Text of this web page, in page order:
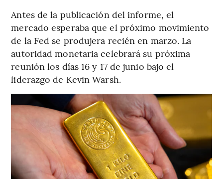
Antes de la publicación del informe, el
mercado esperaba que el próximo movimiento
de la Fed se produjera recién en marzo. La
autoridad monetaria celebrará su próxima
reunión los días 16 y 17 de junio bajo el
liderazgo de Kevin Warsh.